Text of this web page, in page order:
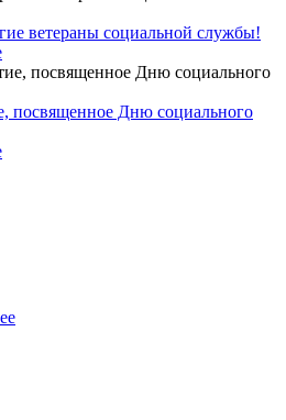
ветераны социальной службы!
посвященное Дню социального